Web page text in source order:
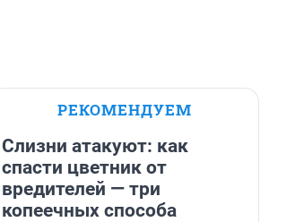
РЕКОМЕНДУЕМ
Слизни атакуют: как
спасти цветник от
вредителей — три
копеечных способа